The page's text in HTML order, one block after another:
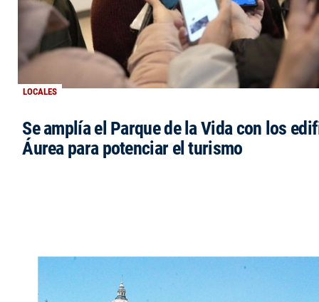
LOCALES
Se amplía el Parque de la Vida con los
Áurea para potenciar el turismo